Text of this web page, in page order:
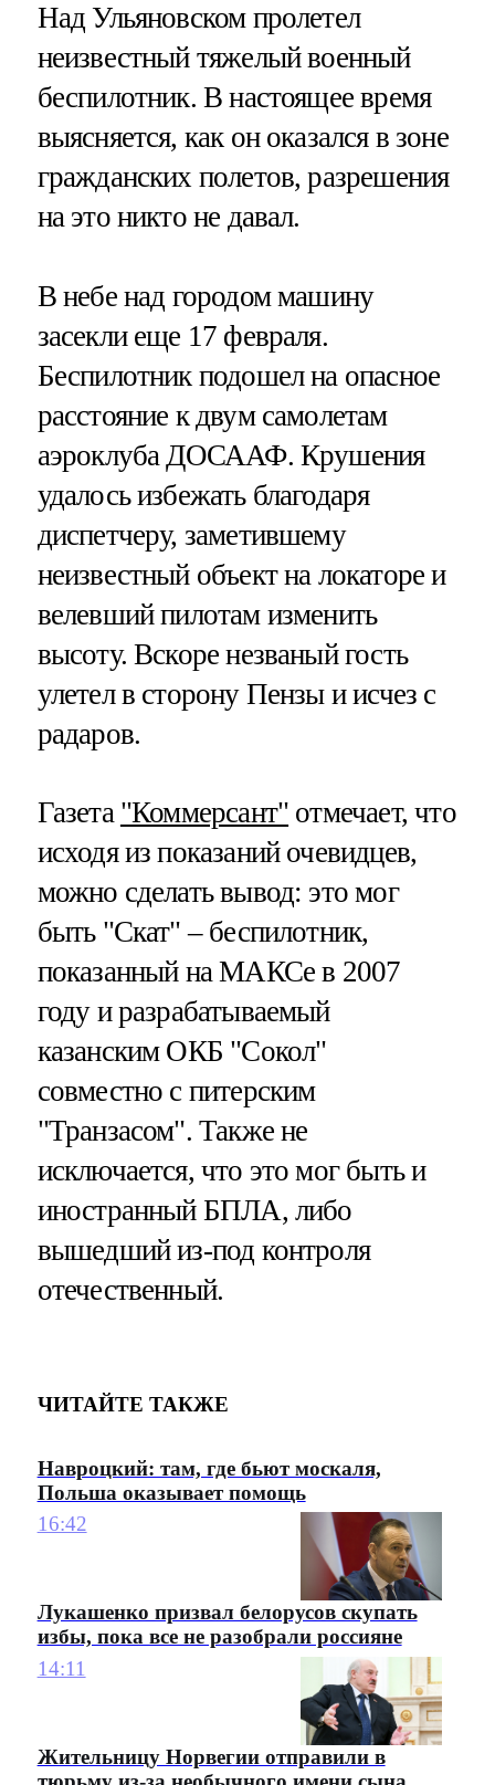
Над Ульяновском пролетел
неизвестный тяжелый военный
беспилотник. В настоящее время
выясняется, как он оказался в зоне
гражданских полетов, разрешения
на это никто не давал.
В небе над городом машину
засекли еще 17 февраля.
Беспилотник подошел на опасное
расстояние к двум самолетам
аэроклуба ДОСААФ. Крушения
удалось избежать благодаря
диспетчеру, заметившему
неизвестный объект на локаторе и
велевший пилотам изменить
высоту. Вскоре незваный гость
улетел в сторону Пензы и исчез с
радаров.
Газета "Коммерсант" отмечает, что
исходя из показаний очевидцев,
можно сделать вывод: это мог
быть "Скат" – беспилотник,
показанный на МАКСе в 2007
году и разрабатываемый
казанским ОКБ "Сокол"
совместно с питерским
"Транзасом". Также не
исключается, что это мог быть и
иностранный БПЛА, либо
вышедший из-под контроля
отечественный.
ЧИТАЙТЕ ТАКЖЕ
Навроцкий: там, где бьют москаля,
Польша оказывает помощь
16:42
Лукашенко призвал белорусов скупать
избы, пока все не разобрали россияне
14:11
Жительницу Норвегии отправили в